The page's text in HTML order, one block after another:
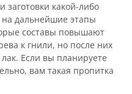
заготовки какой-либо
дальнейшие этапы
составы повышают
к гнили, но после них
Если вы планируете
вам такая пропитка